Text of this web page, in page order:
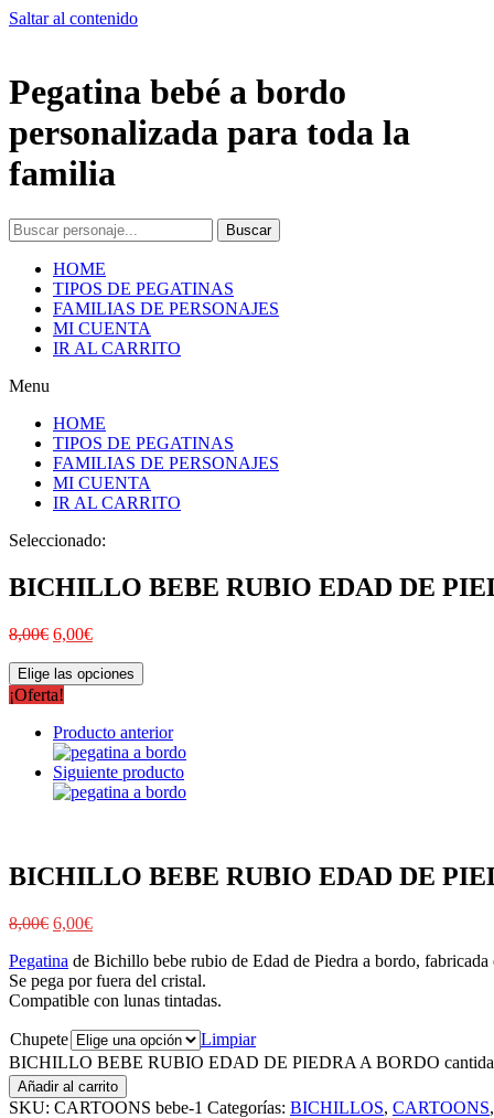
Saltar al contenido
Pegatina bebé a bordo
personalizada para toda la
familia
Buscar
HOME
TIPOS DE PEGATINAS
FAMILIAS DE PERSONAJES
MI CUENTA
IR AL CARRITO
Menu
HOME
TIPOS DE PEGATINAS
FAMILIAS DE PERSONAJES
MI CUENTA
IR AL CARRITO
Seleccionado:
BICHILLO BEBE RUBIO EDAD DE
8,00€ 6,00€
Elige las opciones
¡Oferta!
Producto anterior
Siguiente producto
BICHILLO BEBE RUBIO EDAD DE
8,00€ 6,00€
Pegatina de Bichillo bebe rubio de Edad de Piedra a bordo,
Se pega por fuera del cristal.
Compatible con lunas tintadas.
Chupete
Limpiar
BICHILLO BEBE RUBIO EDAD DE PIEDRA A BORDO
Añadir al carrito
SKU: CARTOONS bebe-1 Categorías: BICHILLOS, CARTOONS